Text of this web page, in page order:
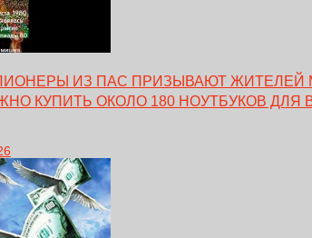
ИЗ ПАС ПРИЗЫВАЮТ ЖИТЕЛЕЙ
КУПИТЬ ОКОЛО 180 НОУТБУКОВ ДЛЯ